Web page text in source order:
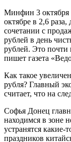
Минфин 3 октября
октябре в 2,6
сочетании с
рублей в день
рублей. Это почти
пишет газета
Как такое
рубля? Главный
считает, что на
Софья Донец
находимся в зоне
устранятся
праздников